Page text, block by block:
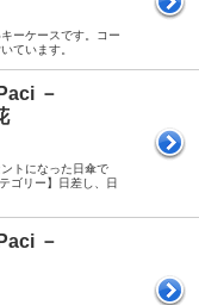
ーケースです。コー
ています。
－
トになった日傘で
ゴリー】日差し、日
－